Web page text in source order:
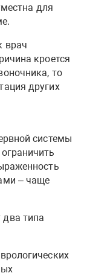
для
врач
кроется
то
других
системы
– чаще
типа